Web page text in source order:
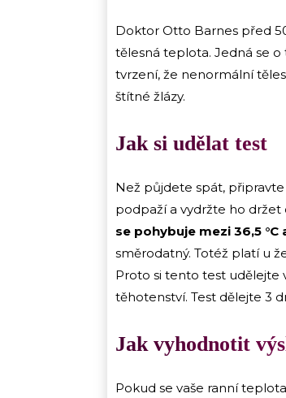
Doktor Otto Barnes před
tělesná teplota. Jedná se
tvrzení, že nenormální
štítné žlázy.
Jak si udělat test
Než půjdete spát,
podpaží a vydržte ho držet
se pohybuje mezi 36,5 °C
směrodatný. Totéž platí u
Proto si tento test udělejte
těhotenství. Test dělejte 3
Jak vyhodnotit
Pokud se vaše ranní